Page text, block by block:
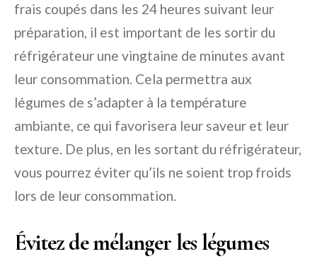
frais coupés dans les 24 heures suivant leur
préparation, il est important de les sortir du
réfrigérateur une vingtaine de minutes avant
leur consommation. Cela permettra aux
légumes de s’adapter à la température
ambiante, ce qui favorisera leur saveur et leur
texture. De plus, en les sortant du réfrigérateur,
vous pourrez éviter qu’ils ne soient trop froids
lors de leur consommation.
Évitez de mélanger les légumes